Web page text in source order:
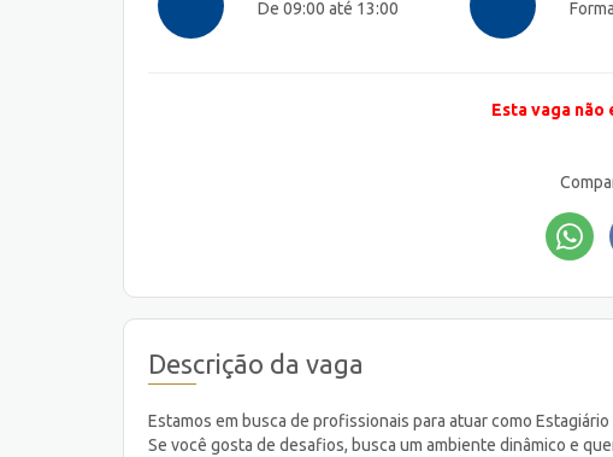
De 09:00 até 13:00
Esta vaga
Descrição da vaga
Estamos em busca de profissionais para atuar como
Se você gosta de desafios, busca um ambiente dinâmico e